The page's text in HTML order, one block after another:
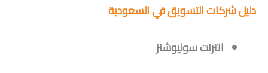
دليل شركات التسويق في السعودية
انترنت سوليوشنز